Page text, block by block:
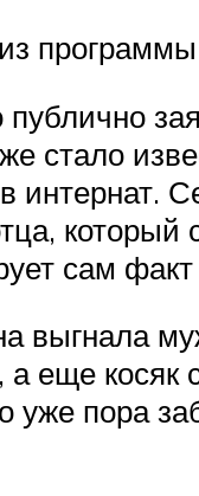
программы
стало
который
сам факт
выгнала
еще
уже пора